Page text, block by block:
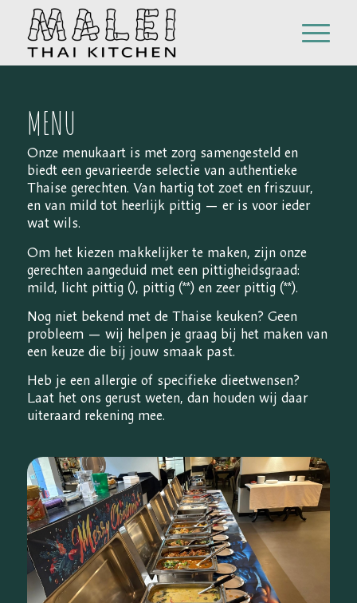
MENU
Onze menukaart is met zorg samengesteld en
biedt een gevarieerde selectie van authentieke
Thaise gerechten. Van hartig tot zoet en friszuur,
en van mild tot heerlijk pittig — er is voor ieder
wat wils.
Om het kiezen makkelijker te maken, zijn onze
gerechten aangeduid met een pittigheidsgraad:
mild, licht pittig (), pittig (**) en zeer pittig (**).
Nog niet bekend met de Thaise keuken? Geen
probleem — wij helpen je graag bij het maken van
een keuze die bij jouw smaak past.
Heb je een allergie of specifieke dieetwensen?
Laat het ons gerust weten, dan houden wij daar
uiteraard rekening mee.